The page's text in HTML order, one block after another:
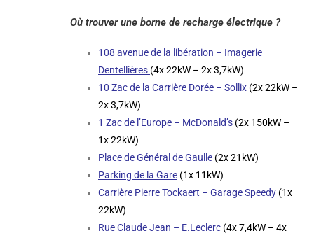
Où trouver une borne de recharge électrique ?
108 avenue de la libération – Imagerie
Dentellières (4x 22kW – 2x 3,7kW)
10 Zac de la Carrière Dorée – Sollix (2x 22kW –
2x 3,7kW)
1 Zac de l’Europe – McDonald’s (2x 150kW –
1x 22kW)
Place de Général de Gaulle (2x 21kW)
Parking de la Gare (1x 11kW)
Carrière Pierre Tockaert – Garage Speedy (1x
22kW)
Rue Claude Jean – E.Leclerc (4x 7,4kW – 4x